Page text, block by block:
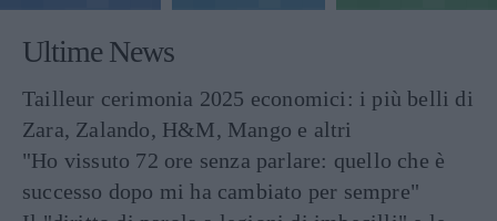
Ultime News
Tailleur cerimonia 2025 economici: i più belli di
Zara, Zalando, H&M, Mango e altri
"Ho vissuto 72 ore senza parlare: quello che è
successo dopo mi ha cambiato per sempre"